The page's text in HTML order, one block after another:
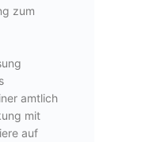
zum
amtlich
mit
auf